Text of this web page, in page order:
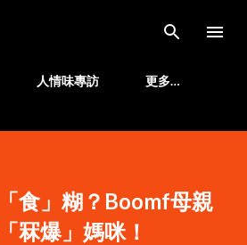
人情味專訪 更多…
食」糊？Boomf母親
冧爆」媽咪！